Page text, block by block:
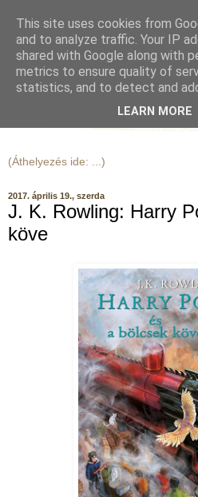
2017. április 19., szerda
J. K. Rowling: Harry
köve
This site uses cookies from
and to analyze traffic. Your IP
shared with Google along with
metrics to ensure quality of
statistics, and to detect and
LEARN MORE